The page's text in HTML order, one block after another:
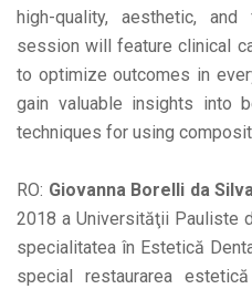
high-quality, aesthetic, and
session will feature clinical
to optimize outcomes in
gain valuable insights into
techniques for using
RO: Giovanna Borelli da
2018 a Universităţii Pauliste
specialitatea în Estetică
special restaurarea